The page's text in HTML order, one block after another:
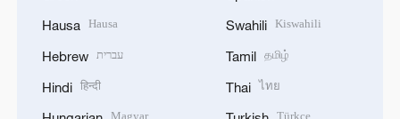
Hausa Hausa
Hebrew עברית
Hindi हिन्दी
Swahili Kiswahili
Tamil தமிழ்
Thai ไทย